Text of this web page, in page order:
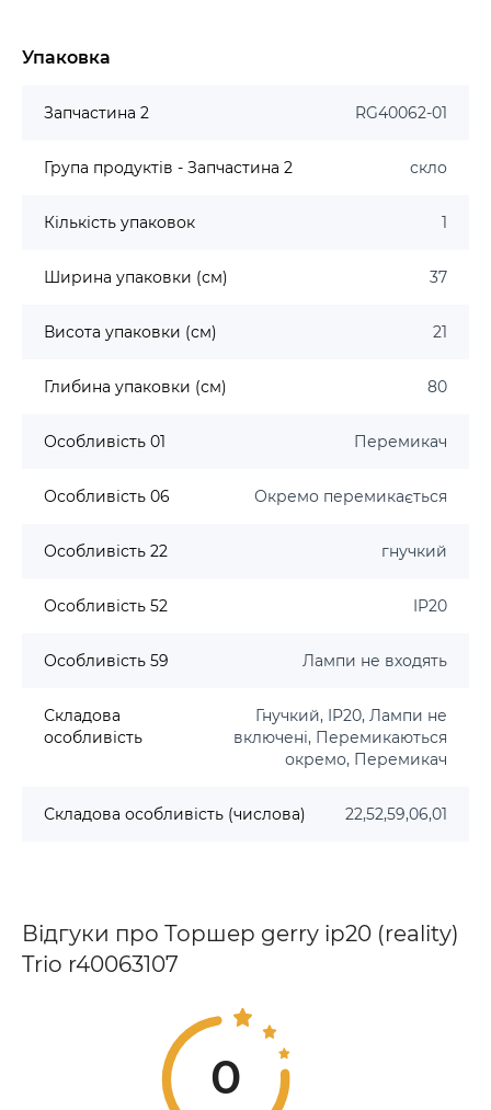
Упаковка
Запчастина 2 RG40062-01
Група продуктів - Запчастина 2 скло
Кількість упаковок 1
Ширина упаковки (см) 37
Висота упаковки (см) 21
Глибина упаковки (см) 80
Особливість 01 Перемикач
Особливість 06 Окремо перемикається
Особливість 22 гнучкий
Особливість 52 IP20
Особливість 59 Лампи не входять
Складова
особливість
Гнучкий, IP20, Лампи не
включені, Перемикаються
окремо, Перемикач
Складова особливість (числова) 22,52,59,06,01
Відгуки про Торшер gerry ip20 (reality)
Trio r40063107
0